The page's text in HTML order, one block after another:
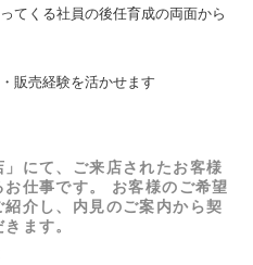
てくる社員の後任育成の両面から
販売経験を活かせます
」にて、ご来店されたお客様
仕事です。 お客様のご希望
介し、内見のご案内から契
ます。